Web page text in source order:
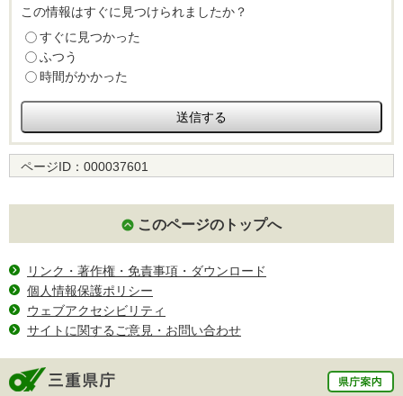
この情報はすぐに見つけられましたか？
すぐに見つかった
ふつう
時間がかかった
ページID： 000037601
このページのトップへ
リンク・著作権・免責事項・ダウンロード
個人情報保護ポリシー
ウェブアクセシビリティ
サイトに関するご意見・お問い合わせ